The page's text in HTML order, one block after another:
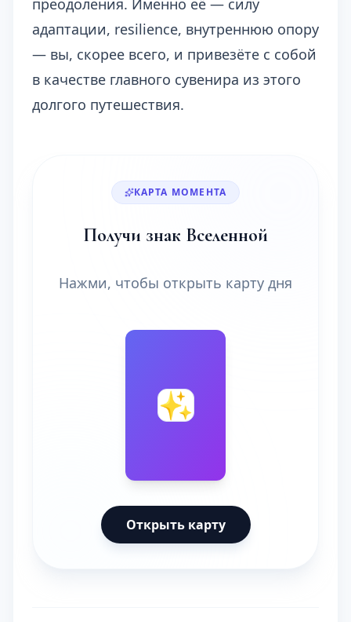
преодоления. Именно её — силу
адаптации, resilience, внутреннюю опору
— вы, скорее всего, и привезёте с собой
в качестве главного сувенира из этого
долгого путешествия.
КАРТА МОМЕНТА
Получи знак Вселенной
Нажми, чтобы открыть карту дня
🔮
✨
Открыть карту